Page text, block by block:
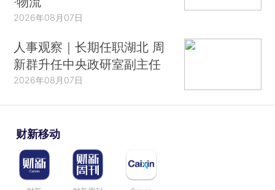
2026年08月07日
人事观察｜长期任职湖北 周
新群升任中央政研室副主任
2026年08月07日
财新移动